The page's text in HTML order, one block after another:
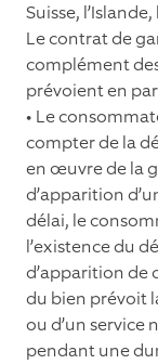
Suisse,
Le contrat de
complément
prévoient en
• Le
compter de la
en œuvre de la
d’apparition
délai, le
l’existence du
d’apparition de
du bien prévoit
ou d’un
pendant une